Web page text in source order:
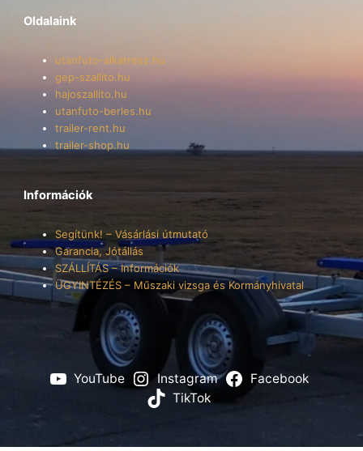
Oldalaink
utanfuto-alkatresz.hu
gep-szallito.hu
hajoszallito.hu
utanfuto-berles.hu
trailer-rent.hu
trailer-shop.hu
Információk
Segítünk! – Vásárlási útmutató
Garancia, Jótállás
SZÁLLÍTÁS – Információk
ÜGYINTÉZÉS – Műszaki vizsga és Kormányhivatal
YouTube Instagram
Facebook
TikTok